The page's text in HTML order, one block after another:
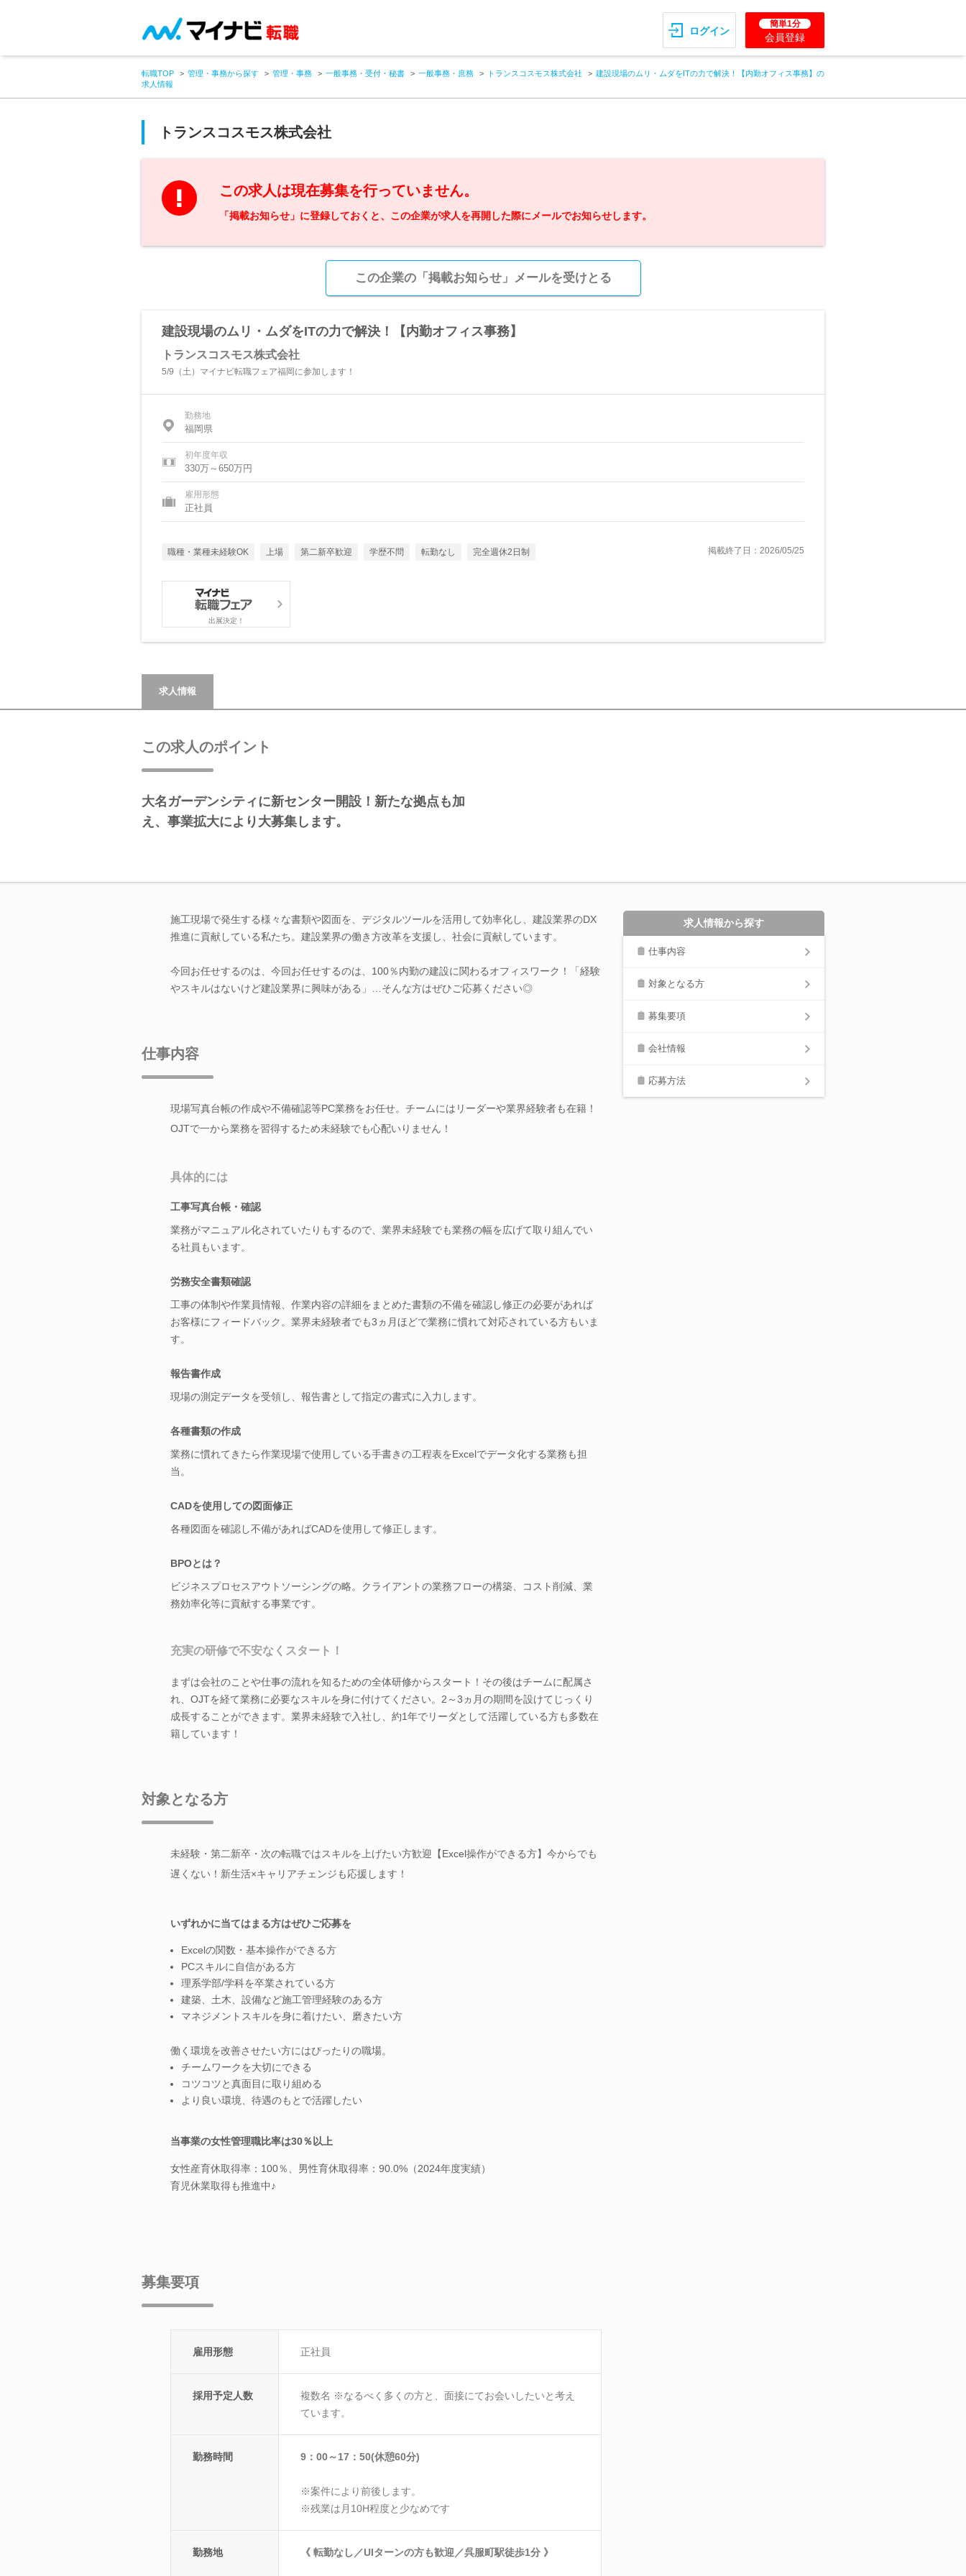
ログイン
簡単1分
会員登録
転職TOP 管理・事務から探す 管理・事務 一般事務・受付・秘書 一般事務・庶務 トランスコスモス株式会社
建設現場のムリ・ムダをITの力で解決！【内勤オフィス事務】の
求人情報
トランスコスモス株式会社
この求人は現在募集を行っていません。
「掲載お知らせ」に登録しておくと、この企業が求人を再開した際にメールでお知らせします。
この企業の「掲載お知らせ」メールを受けとる
建設現場のムリ・ムダをITの力で解決！【内勤オフィス事務】
トランスコスモス株式会社
5/9（土）マイナビ転職フェア福岡に参加します！
勤務地
福岡県
初年度年収
330万～650万円
雇用形態
正社員
職種・業種未経験OK 上場 第二新卒歓迎 学歴不問 転勤なし 完全週休2日制 掲載終了日：2026/05/25
出展決定！
求人情報
この求人のポイント
大名ガーデンシティに新センター開設！新たな拠点も加
え、事業拡大により大募集します。
施工現場で発生する様々な書類や図面を、デジタルツールを活用して効率化し、建設業界のDX
推進に貢献している私たち。建設業界の働き方改革を支援し、社会に貢献しています。
今回お任せするのは、今回お任せするのは、100％内勤の建設に関わるオフィスワーク！「経験
やスキルはないけど建設業界に興味がある」…そんな方はぜひご応募ください◎
仕事内容
現場写真台帳の作成や不備確認等PC業務をお任せ。チームにはリーダーや業界経験者も在籍！
OJTで一から業務を習得するため未経験でも心配いりません！
具体的には
工事写真台帳・確認
業務がマニュアル化されていたりもするので、業界未経験でも業務の幅を広げて取り組んでい
る社員もいます。
労務安全書類確認
工事の体制や作業員情報、作業内容の詳細をまとめた書類の不備を確認し修正の必要があれば
お客様にフィードバック。業界未経験者でも3ヵ月ほどで業務に慣れて対応されている方もいま
す。
報告書作成
現場の測定データを受領し、報告書として指定の書式に入力します。
各種書類の作成
業務に慣れてきたら作業現場で使用している手書きの工程表をExcelでデータ化する業務も担
当。
CADを使用しての図面修正
各種図面を確認し不備があればCADを使用して修正します。
BPOとは？
ビジネスプロセスアウトソーシングの略。クライアントの業務フローの構築、コスト削減、業
務効率化等に貢献する事業です。
充実の研修で不安なくスタート！
まずは会社のことや仕事の流れを知るための全体研修からスタート！その後はチームに配属さ
れ、OJTを経て業務に必要なスキルを身に付けてください。2～3ヵ月の期間を設けてじっくり
成長することができます。業界未経験で入社し、約1年でリーダとして活躍している方も多数在
籍しています！
対象となる方
未経験・第二新卒・次の転職ではスキルを上げたい方歓迎【Excel操作ができる方】今からでも
遅くない！新生活×キャリアチェンジも応援します！
いずれかに当てはまる方はぜひご応募を
Excelの関数・基本操作ができる方
PCスキルに自信がある方
理系学部/学科を卒業されている方
建築、土木、設備など施工管理経験のある方
マネジメントスキルを身に着けたい、磨きたい方
働く環境を改善させたい方にはぴったりの職場。
チームワークを大切にできる
コツコツと真面目に取り組める
より良い環境、待遇のもとで活躍したい
当事業の女性管理職比率は30％以上
女性産育休取得率：100％、男性育休取得率：90.0%（2024年度実績）
育児休業取得も推進中♪
募集要項
雇用形態 正社員
採用予定人数
複数名 ※なるべく多くの方と、面接にてお会いしたいと考え
ています。
勤務時間 9：00～17：50(休憩60分)
※案件により前後します。
※残業は月10H程度と少なめです
勤務地 《 転勤なし／UIターンの方も歓迎／呉服町駅徒歩1分 》
求人情報から探す
仕事内容
対象となる方
募集要項
会社情報
応募方法